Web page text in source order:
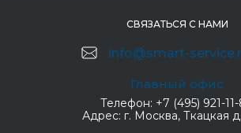
СВЯЗАТЬСЯ С НАМИ
info@smart-
Главный офис
Телефон: +7 (495) 921-
Адрес: г. Москва, Ткацкая